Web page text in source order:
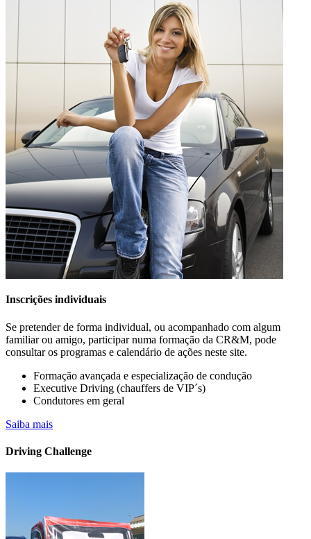
JÁ SÓ TEM 5 PONTOS NA CARTA? O
QUE FAZER….
SAIBA MAIS AQUI... Inscreva-se na CR&M para
a ação de formação de Segurança Rodoviária
ANSR que inclui módulos práticos !
A sua empresa já possui veículos elétricos
na frota?
Saiba mais….. CONHEÇA OS CURSOS PARA CONDUTORES
Inscrições individuais
Se pretender de forma individual, ou acompanhado com algum
familiar ou amigo, participar numa formação da CR&M, pode
consultar os programas e calendário de ações neste site.
Formação avançada e especialização de condução
Executive Driving (chauffers de VIP´s)
Condutores em geral
Saiba mais
Driving Challenge